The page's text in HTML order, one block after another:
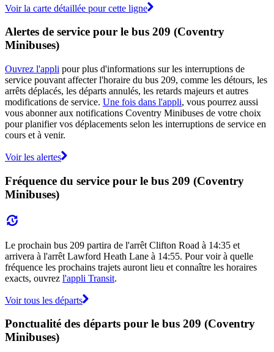
Voir la carte détaillée pour cette ligne
Alertes de service pour le bus 209 (Coventry
Minibuses)
Ouvrez l'appli pour plus d'informations sur les interruptions de
service pouvant affecter l'horaire du bus 209, comme les détours, les
arrêts déplacés, les départs annulés, les retards majeurs et autres
modifications de service. Une fois dans l'appli, vous pourrez aussi
vous abonner aux notifications Coventry Minibuses de votre choix
pour planifier vos déplacements selon les interruptions de service en
cours et à venir.
Voir les alertes
Fréquence du service pour le bus 209 (Coventry
Minibuses)
Le prochain bus 209 partira de l'arrêt Clifton Road à 14:35 et
arrivera à l'arrêt Lawford Heath Lane à 14:55. Pour voir à quelle
fréquence les prochains trajets auront lieu et connaître les horaires
exacts, ouvrez l'appli Transit.
Voir tous les départs
Ponctualité des départs pour le bus 209 (Coventry
Minibuses)